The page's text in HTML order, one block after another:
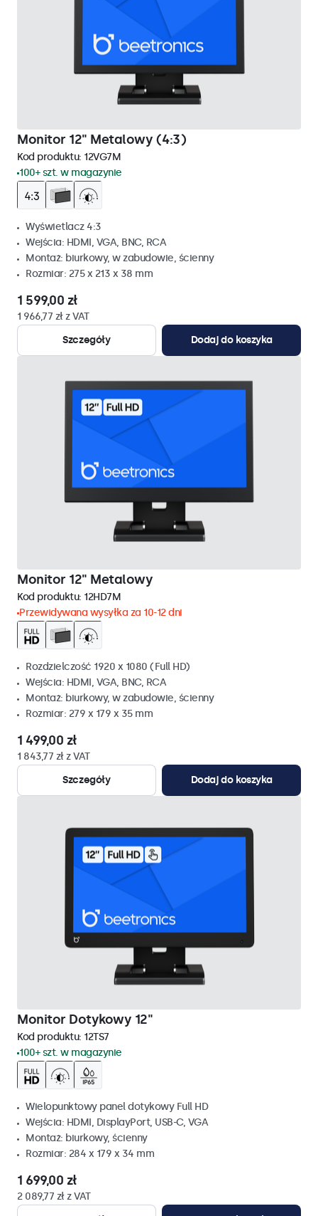
Monitor 12" Metalowy (4:3)
Kod produktu: 12VG7M
100+ szt. w magazynie
Wyświetlacz 4:3
Wejścia: HDMI, VGA, BNC, RCA
Montaż: biurkowy, w zabudowie, ścienny
Rozmiar: 275 x 213 x 38 mm
1 599,00 zł
1 966,77 zł z VAT
Szczegóły
Dodaj do koszyka
Monitor 12" Metalowy
Kod produktu: 12HD7M
Przewidywana wysyłka za 10-12 dni
Rozdzielczość 1920 x 1080 (Full HD)
Wejścia: HDMI, VGA, BNC, RCA
Montaż: biurkowy, w zabudowie, ścienny
Rozmiar: 279 x 179 x 35 mm
1 499,00 zł
1 843,77 zł z VAT
Szczegóły
Dodaj do koszyka
Monitor Dotykowy 12"
Kod produktu: 12TS7
100+ szt. w magazynie
Wielopunktowy panel dotykowy Full HD
Wejścia: HDMI, DisplayPort, USB-C, VGA
Montaż: biurkowy, ścienny
Rozmiar: 284 x 179 x 34 mm
1 699,00 zł
2 089,77 zł z VAT